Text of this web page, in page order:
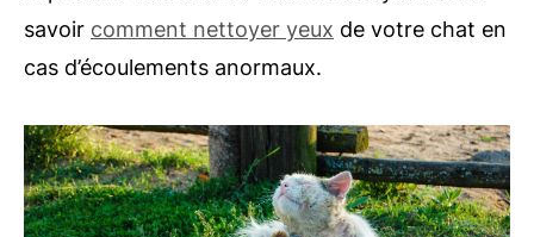
savoir comment nettoyer yeux de votre chat en
cas d’écoulements anormaux.